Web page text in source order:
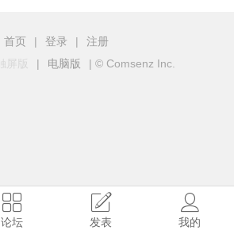
首页 | 登录 |
注册
屏版 | 电脑版 | © Comsenz Inc.
论坛 发表 我的